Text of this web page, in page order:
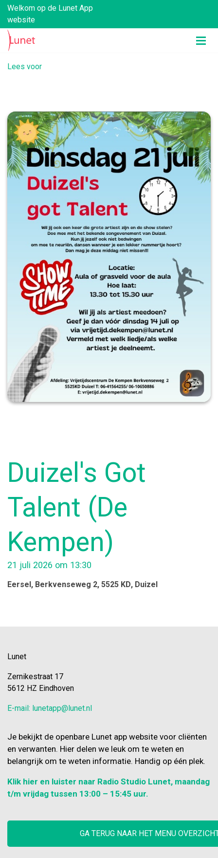
Welkom op de Lunet App
website
Lees voor
Duizel's Got
Talent (De
Kempen)
21 juli 2026 om 13:30
Eersel, Berkvenseweg 2, 5525 KD, Duizel
Lunet
Zernikestraat 17
5612 HZ Eindhoven
E-mail: lunetapp@lunet.nl
Je bekijkt de openbare Lunet app website voor cliënten
en verwanten. Hier delen we leuk om te weten en
belangrijk om te weten informatie. Handig op één plek.
Klik hier en luister naar Radio Studio Lunet, maandag
t/m vrijdag tussen 13:00 – 15:45 uur.
GA TERUG NAAR HET MENU